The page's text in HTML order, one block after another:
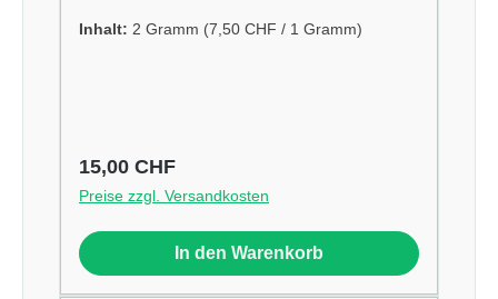
Inhalt: 2 Gramm (7,50 CHF / 1 Gramm)
Regulärer Preis:
15,00 CHF
Preise zzgl. Versandkosten
In den Warenkorb